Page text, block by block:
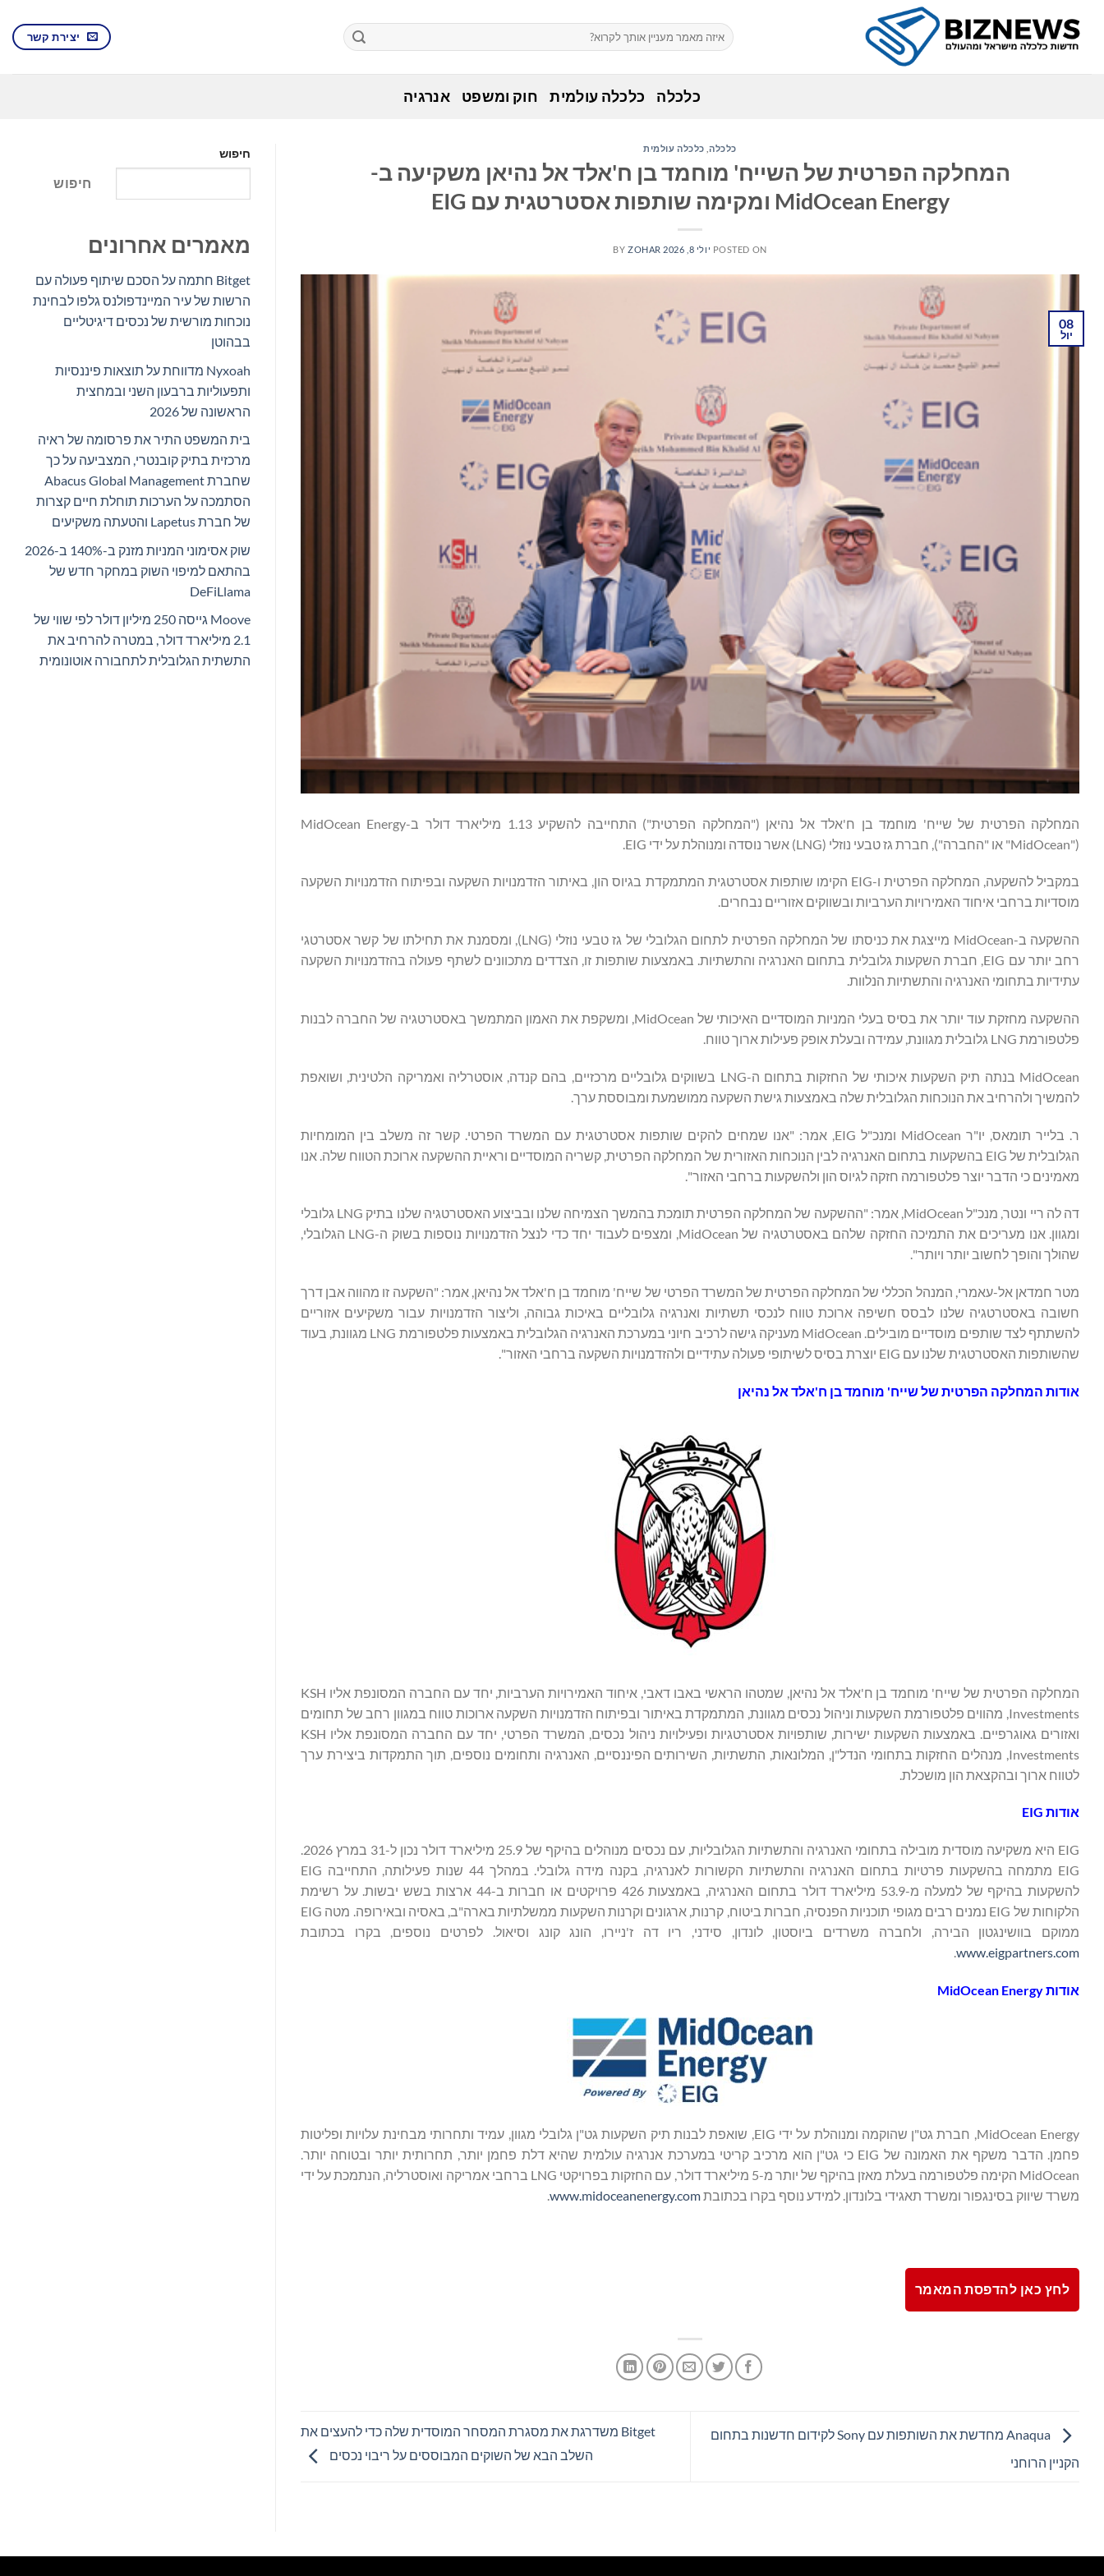
content
יצירת קשר
כלכלה כלכלה עולמית חוק ומשפט אנרגיה
כלכלה, כלכלה עולמית
המחלקה הפרטית של השייח' מוחמד בן ח'אלד אל נהיאן משקיעה ב-
MidOcean Energy ומקימה שותפות אסטרטגית עם EIG
POSTED ON יולי 8, 2026 BY ZOHAR
08
יול
המחלקה הפרטית של שייח' מוחמד בן ח'אלד אל נהיאן ("המחלקה הפרטית") התחייבה להשקיע 1.13 מיליארד דולר ב-MidOcean Energy
("MidOcean" או "החברה"), חברת גז טבעי נוזלי (LNG) אשר נוסדה ומנוהלת על ידי EIG.
במקביל להשקעה, המחלקה הפרטית ו-EIG הקימו שותפות אסטרטגית המתמקדת בגיוס הון, באיתור הזדמנויות השקעה ובפיתוח הזדמנויות השקעה
מוסדיות ברחבי איחוד האמירויות הערביות ובשווקים אזוריים נבחרים.
ההשקעה ב-MidOcean מייצגת את כניסתו של המחלקה הפרטית לתחום הגלובלי של גז טבעי נוזלי (LNG), ומסמנת את תחילתו של קשר אסטרטגי
רחב יותר עם EIG, חברת השקעות גלובלית בתחום האנרגיה והתשתיות. באמצעות שותפות זו, הצדדים מתכוונים לשתף פעולה בהזדמנויות השקעה
עתידיות בתחומי האנרגיה והתשתיות הנלוות.
ההשקעה מחזקת עוד יותר את בסיס בעלי המניות המוסדיים האיכותי של MidOcean, ומשקפת את האמון המתמשך באסטרטגיה של החברה לבנות
פלטפורמת LNG גלובלית מגוונת, עמידה ובעלת אופק פעילות ארוך טווח.
MidOcean בנתה תיק השקעות איכותי של החזקות בתחום ה-LNG בשווקים גלובליים מרכזיים, בהם קנדה, אוסטרליה ואמריקה הלטינית, ושואפת
להמשיך ולהרחיב את הנוכחות הגלובלית שלה באמצעות גישת השקעה ממושמעת ומבוססת ערך.
ר. בלייר תומאס, יו"ר MidOcean ומנכ"ל EIG, אמר: "אנו שמחים להקים שותפות אסטרטגית עם המשרד הפרטי. קשר זה משלב בין המומחיות
הגלובלית של EIG בהשקעות בתחום האנרגיה לבין הנוכחות האזורית של המחלקה הפרטית, קשריה המוסדיים וראיית ההשקעה ארוכת הטווח שלה. אנו
מאמינים כי הדבר יוצר פלטפורמה חזקה לגיוס הון ולהשקעות ברחבי האזור".
דה לה ריי ונטר, מנכ"ל MidOcean, אמר: "ההשקעה של המחלקה הפרטית תומכת בהמשך הצמיחה שלנו ובביצוע האסטרטגיה שלנו בתיק LNG גלובלי
ומגוון. אנו מעריכים את התמיכה החזקה שלהם באסטרטגיה של MidOcean, ומצפים לעבוד יחד כדי לנצל הזדמנויות נוספות בשוק ה-LNG הגלובלי,
שהולך והופך לחשוב יותר ויותר".
מטר חמדאן אל-עאמרי, המנהל הכללי של המחלקה הפרטית של המשרד הפרטי של שייח' מוחמד בן ח'אלד אל נהיאן, אמר: "השקעה זו מהווה אבן דרך
חשובה באסטרטגיה שלנו לבסס חשיפה ארוכת טווח לנכסי תשתיות ואנרגיה גלובליים באיכות גבוהה, וליצור הזדמנויות עבור משקיעים אזוריים
להשתתף לצד שותפים מוסדיים מובילים. MidOcean מעניקה גישה לרכיב חיוני במערכת האנרגיה הגלובלית באמצעות פלטפורמת LNG מגוונת, בעוד
שהשותפות האסטרטגית שלנו עם EIG יוצרת בסיס לשיתופי פעולה עתידיים ולהזדמנויות השקעה ברחבי האזור".
אודות המחלקה הפרטית של שייח' מוחמד בן ח'אלד אל נהיאן
המחלקה הפרטית של שייח' מוחמד בן ח'אלד אל נהיאן, שמטהו הראשי באבו דאבי, איחוד האמירויות הערביות, יחד עם החברה המסונפת אליו KSH
Investments, מהווים פלטפורמת השקעות וניהול נכסים מגוונת, המתמקדת באיתור ובפיתוח הזדמנויות השקעה ארוכות טווח במגוון רחב של תחומים
ואזורים גאוגרפיים. באמצעות השקעות ישירות, שותפויות אסטרטגיות ופעילויות ניהול נכסים, המשרד הפרטי, יחד עם החברה המסונפת אליו KSH
Investments, מנהלים החזקות בתחומי הנדל"ן, המלונאות, התשתיות, השירותים הפיננסיים, האנרגיה ותחומים נוספים, תוך התמקדות ביצירת ערך
לטווח ארוך ובהקצאת הון מושכלת.
אודות EIG
EIG היא משקיעה מוסדית מובילה בתחומי האנרגיה והתשתיות הגלובליות, עם נכסים מנוהלים בהיקף של ‎25.9 מיליארד דולר נכון ל-31 במרץ 2026.
EIG מתמחה בהשקעות פרטיות בתחום האנרגיה והתשתיות הקשורות לאנרגיה, בקנה מידה גלובלי. במהלך 44 שנות פעילותה, התחייבה EIG
להשקעות בהיקף של למעלה מ-53.9 מיליארד דולר בתחום האנרגיה, באמצעות 426 פרויקטים או חברות ב-44 ארצות בשש יבשות. על רשימת
הלקוחות של EIG נמנים רבים מגופי תוכניות הפנסיה, חברות ביטוח, קרנות, ארגונים וקרנות השקעות ממשלתיות בארה"ב, באסיה ובאירופה. מטה EIG
ממוקם בוושינגטון הבירה, ולחברה משרדים ביוסטון, לונדון, סידני, ריו דה ז'ניירו, הונג קונג וסיאול. לפרטים נוספים, בקרו בכתובת
www.eigpartners.com
.
אודותMidOcean Energy
MidOcean Energy, חברת גט"ן שהוקמה ומנוהלת על ידי EIG, שואפת לבנות תיק השקעות גט"ן גלובלי מגוון, עמיד ותחרותי מבחינת עלויות ופליטות
פחמן. הדבר משקף את האמונה של EIG כי גט"ן הוא מרכיב קריטי במערכת אנרגיה עולמית שהיא דלת פחמן יותר, תחרותית יותר ובטוחה יותר.
MidOcean הקימה פלטפורמה בעלת מאזן בהיקף של יותר מ-5 מיליארד דולר, עם החזקות בפרויקטי LNG ברחבי אמריקה ואוסטרליה, הנתמכת על ידי
משרד שיווק בסינגפור ומשרד תאגידי בלונדון. למידע נוסף בקרו בכתובת
לחץ כאן להדפסת המאמר
Anaqua מחדשת את השותפות עם Sony לקידום חדשנות בתחום
הקניין הרוחני
Bitget משדרגת את מסגרת המסחר המוסדית שלה כדי להעצים את
השלב הבא של השוקים המבוססים על ריבוי נכסים
חיפוש
חיפוש
מאמרים אחרונים
Bitget חתמה על הסכם שיתוף פעולה עם
הרשות של עיר המיינדפולנס גלפו לבחינת
נוכחות מורשית של נכסים דיגיטליים
בבהוטן
Nyxoah מדווחת על תוצאות פיננסיות
ותפעוליות ברבעון השני ובמחצית
הראשונה של 2026
בית המשפט התיר את פרסומה של ראיה
מרכזית בתיק קובנטרי, המצביעה על כך
שחברת Abacus Global Management
הסתמכה על הערכות תוחלת חיים קצרות
של חברת Lapetus והטעתה משקיעים
שוק אסימוני המניות מזנק ב-140% ב-2026
בהתאם למיפוי השוק במחקר חדש של
DeFiLlama
Moove גייסה 250 מיליון דולר לפי שווי של
2.1 מיליארד דולר, במטרה להרחיב את
התשתית הגלובלית לתחבורה אוטונומית